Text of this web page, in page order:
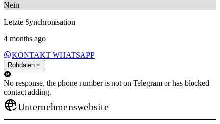
Nein
Letzte Synchronisation
4 months ago
KONTAKT WHATSAPP
Rohdaten
No response, the phone number is not on Telegram or has blocked
contact adding.
Unternehmenswebsite